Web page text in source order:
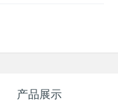
产品展示